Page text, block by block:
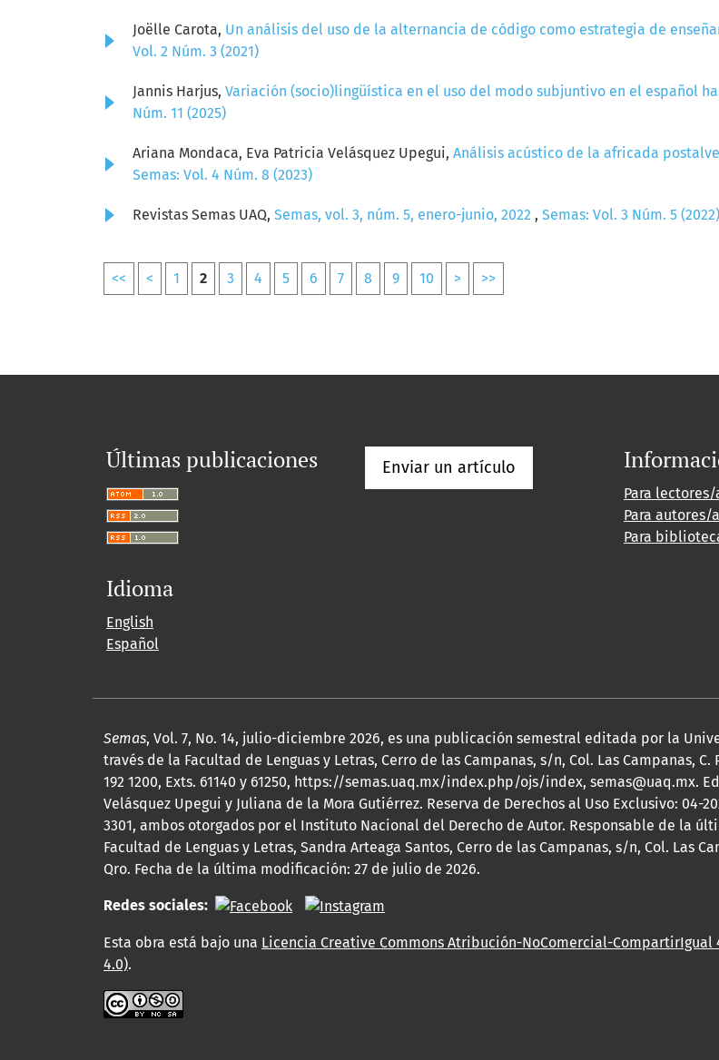
Joëlle Carota, Un análisis del uso de la alternancia de código como estrategia de
Vol. 2 Núm. 3 (2021)
Jannis Harjus, Variación (socio)lingüística en el uso del modo subjuntivo en el español
Núm. 11 (2025)
Ariana Mondaca, Eva Patricia Velásquez Upegui, Análisis acústico de la africada
Semas: Vol. 4 Núm. 8 (2023)
Revistas Semas UAQ, Semas, vol. 3, núm. 5, enero-junio, 2022 , Semas: Vol. 3 Núm. 5 (2022)
<< < 1 2 3 4 5 6 7 8 9 10 > >>
Últimas publicaciones Enviar un artículo
Para lectores/
Para autores/
Para
Idioma
English
Español
Semas, Vol. 7, No. 14, julio-diciembre 2026, es una publicación semestral editada por la
través de la Facultad de Lenguas y Letras, Cerro de las Campanas, s/n, Col. Las Campanas, C.
192 1200, Exts. 61140 y 61250, https://semas.uaq.mx/index.php/ojs/index, semas@uaq.mx.
Velásquez Upegui y Juliana de la Mora Gutiérrez. Reserva de Derechos al Uso Exclusivo: 04-
3301, ambos otorgados por el Instituto Nacional del Derecho de Autor. Responsable de la
Facultad de Lenguas y Letras, Sandra Arteaga Santos, Cerro de las Campanas, s/n, Col. Las
Qro. Fecha de la última modificación: 27 de julio de 2026.
Redes sociales:
Esta obra está bajo una Licencia Creative Commons Atribución-NoComercial-CompartirIgual
4.0).